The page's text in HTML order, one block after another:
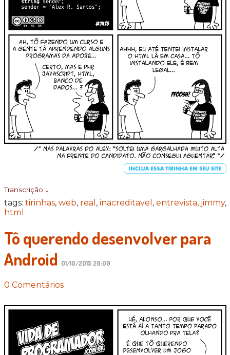
Transcrição ↓
tags: tirinhas, web, real , inacreditavel , entrevista, jimmy,
html
Tô querendo desenvolver para
Android 01/10/2015 20:09
0 Comentários